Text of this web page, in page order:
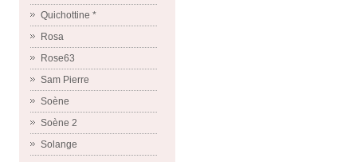
Quichottine *
Rosa
Rose63
Sam Pierre
Soène
Soène 2
Solange